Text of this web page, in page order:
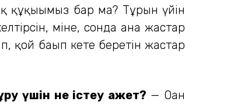
құқығымыз бар ма? Тұрғын үйін
міне, сонда ғана жастар
бағып кете беретін жастар
үшін не істеу қажет? — Оған